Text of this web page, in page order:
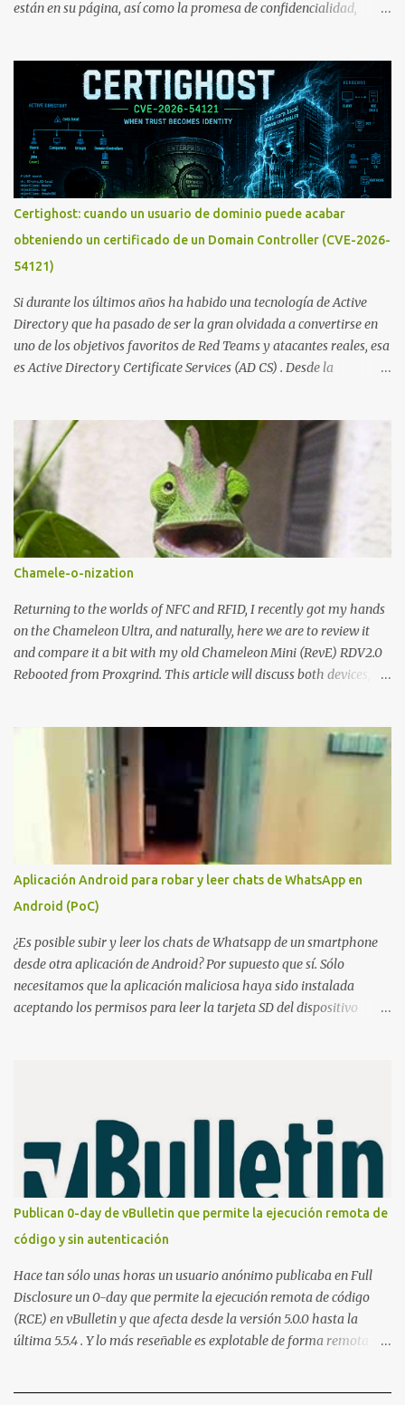
están en su página, así como la promesa de confidencialidad,
contratados desde la plataforma. En el sitio se asegura de que
Lista de Hackers, con identidades desconocidas, fue creada para un
"uso legal y ético", y sin embargo existen propuestas de dudosa
ética como para entrar en cuentas de Gmail o WhatsApp,
comprometer bases de datos o cambiar notas de cursos. La Lista
de Hackers, que atrajo la atención mundial después de un informe
publicado en The New York Times, trabaja al estilo "llave en
mano". El cliente presenta la propuesta, recibe ofertas para prestar
el servicio y la garantía de los promotores del sitio de que el
demandado cumple con ...
Certighost: cuando un usuario de dominio puede acabar
obteniendo un certificado de un Domain Controller (CVE-2026-
54121)
Si durante los últimos años ha habido una tecnología de Active
Directory que ha pasado de ser la gran olvidada a convertirse en
uno de los objetivos favoritos de Red Teams y atacantes reales, esa
es Active Directory Certificate Services (AD CS) . Desde la
Kerberoasting o un abuso de delegaciones. Ahora llega una nueva
vulnerabilidad bautizada como Certighost (CVE-2026-54121) , una
elevación de privilegios que afecta a Microsoft Active Directory
Certificate Services y que, según Microsoft, permite que un usuario
autenticado eleve privilegios a través de la red debido a un
problema de autorización. La vulnerabilidad ha recibido una
puntuación CVSS 8.8 y ya dispone de un Proof of Concept público.
sino el objetivo final. Mientras muchos ataques contra AD CS
buscan obtener un certificado válido para ...
Chamele-o-nization
Returning to the worlds of NFC and RFID, I recently got my hands
on the Chameleon Ultra, and naturally, here we are to review it
and compare it a bit with my old Chameleon Mini (RevE) RDV2.0
Rebooted from Proxgrind. This article will discuss both devices,
that was created overnight. Kasper Oswald was the person who
started it all. Back in 2006, he created a contraption, a coffee cup
that emulated a tag in a very rudimentary way, known as the
"Coffee Cup Tag Emulator." This was the father, or rather the
great-great-grandfather, of the Chameleon family. In 2007, he
created the "Fake Tag." We won't go into details about each
prototype, just mention them to show the device's evolution. In
2010, the original Chameleon was created, resembling a bit more
what we have today. In 2013, the first Chameleon Mini was
released. The RevD. Fr...
Aplicación Android para robar y leer chats de WhatsApp en
Android (PoC)
¿Es posible subir y leer los chats de Whatsapp de un smartphone
desde otra aplicación de Android? Por supuesto que sí. Sólo
necesitamos que la aplicación maliciosa haya sido instalada
aceptando los permisos para leer la tarjeta SD del dispositivo
empezar con la prueba de concepto ( y ojo que digo PoC que nos
conocemos ;) ) tenemos que publicar en nuestro webserver un php
para subir las bases de datos de Whatsapp: <?php // Upload script
to upload Whatsapp database // This script is for testing purposes
only. $uploaddir = "/tmp/whatsapp/"; if ($_FILES["file"]["error"]
> 0) { echo "Error: " . $_FILES["file"]["error"] . "<br>"; } else {
echo "Upload: " ....
Publican 0-day de vBulletin que permite la ejecución remota de
código y sin autenticación
Hace tan sólo unas horas un usuario anónimo publicaba en Full
Disclosure un 0-day que permite la ejecución remota de código
(RCE) en vBulletin y que afecta desde la versión 5.0.0 hasta la
última 5.5.4 . Y lo más reseñable es explotable de forma remota y